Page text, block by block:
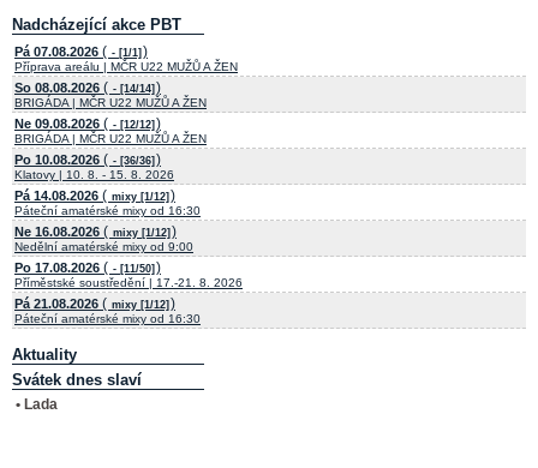
Nadcházející akce PBT
Pá 07.08.2026 ( - [1/1] )
Příprava areálu | MČR U22 MUŽŮ A ŽEN
So 08.08.2026 ( - [14/14] )
BRIGÁDA | MČR U22 MUŽŮ A ŽEN
Ne 09.08.2026 ( - [12/12] )
BRIGÁDA | MČR U22 MUŽŮ A ŽEN
Po 10.08.2026 ( - [36/36] )
Klatovy | 10. 8. - 15. 8. 2026
Pá 14.08.2026 ( mixy [1/12] )
Páteční amatérské mixy od 16:30
Ne 16.08.2026 ( mixy [1/12] )
Nedělní amatérské mixy od 9:00
Po 17.08.2026 ( - [11/50] )
Příměstské soustředění | 17.-21. 8. 2026
Pá 21.08.2026 ( mixy [1/12] )
Páteční amatérské mixy od 16:30
Aktuality
Svátek dnes slaví
• Lada